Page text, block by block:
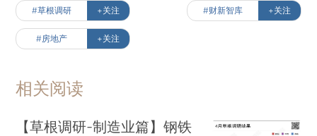
#草根调研 +关注 #财新智库 +关注
#房地产 +关注
相关阅读
【草根调研-制造业篇】钢铁